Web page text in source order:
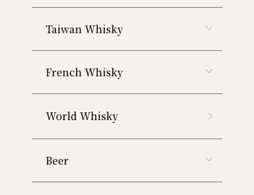
Taiwan Whisky
French Whisky
World Whisky
Beer